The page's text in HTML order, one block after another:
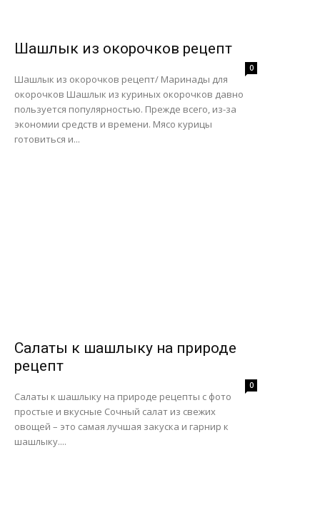
Шашлык из окорочков рецепт
0
Шашлык из окорочков рецепт/ Маринады для
окорочков Шашлык из куриных окорочков давно
пользуется популярностью. Прежде всего, из-за
экономии средств и времени. Мясо курицы
готовиться и...
Салаты к шашлыку на природе
рецепт
0
Салаты к шашлыку на природе рецепты с фото
простые и вкусные Сочный салат из свежих
овощей – это самая лучшая закуска и гарнир к
шашлыку....